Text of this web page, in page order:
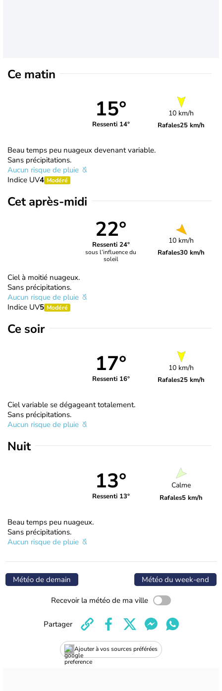
Ce matin
15°
Ressenti 14°
10 km/h
Rafales25 km/h
Beau temps peu nuageux devenant variable.
Sans précipitations.
Aucun risque de pluie
Indice UV4 Modéré
Cet après-midi
22°
Ressenti 24°
sous l’influence du
soleil
10 km/h
Rafales30 km/h
Ciel à moitié nuageux.
Sans précipitations.
Aucun risque de pluie
Indice UV5 Modéré
Ce soir
17°
Ressenti 16°
10 km/h
Rafales25 km/h
Ciel variable se dégageant totalement.
Sans précipitations.
Aucun risque de pluie
Nuit
13°
Ressenti 13°
Calme
Rafales5 km/h
Beau temps peu nuageux.
Sans précipitations.
Aucun risque de pluie
Météo de demain Météo du week-end
Recevoir la météo de ma ville
Ajouter à vos sources préférées
Partager